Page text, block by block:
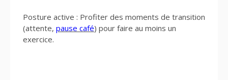
Posture active : Profiter des moments de transition
(attente, pause café) pour faire au moins un
exercice.